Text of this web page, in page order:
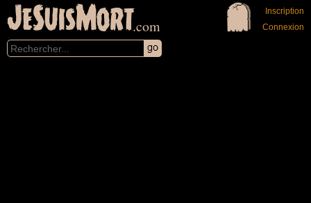
JeSuisMort.com
Inscription
Connexion